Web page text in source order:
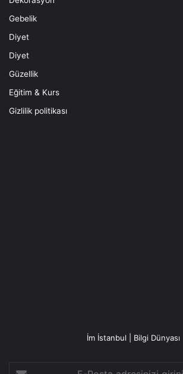
Gebelik
Diyet
Diyet
Güzellik
Eğitim & Kurs
Gizlilik politikası
İm İstanbul | Bilgi Dünyası